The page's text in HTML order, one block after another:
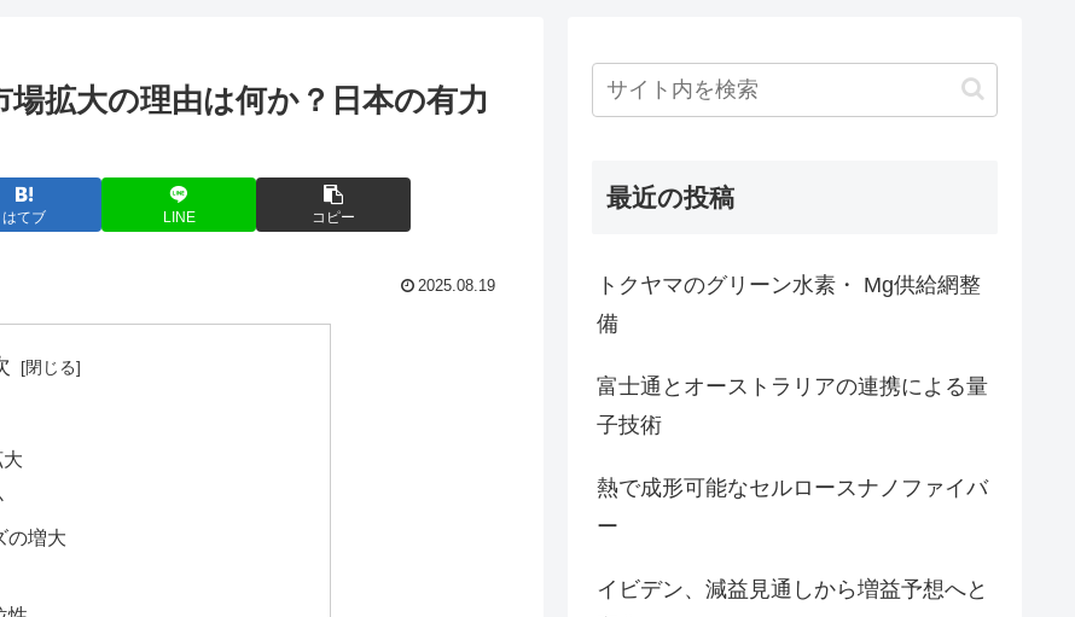
拡大の理由は何か？日本の有力
はてブ LINE コピー
2025.08.19
の増大
最近の投稿
トクヤマのグリーン水素・ Mg供給網整
備
富士通とオーストラリアの連携による量
子技術
熱で成形可能なセルロースナノファイバ
ー
イビデン、減益見通しから増益予想へと